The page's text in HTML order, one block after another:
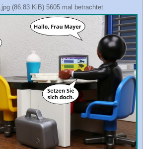
(86.83 KiB) 5605 mal betrachtet